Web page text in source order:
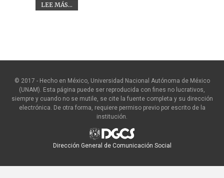
LEE MÁS...
© 2017 - Hecho en México, Universidad Nacional Autónoma de México
(UNAM). Esta página puede ser reproducida con fines no lucrativos,
siempre y cuando no se mutile, se cite la fuente completa y su dirección
electrónica. De otra forma, requiere permiso previo por escrito de la
institución.
Dirección General de Comunicación Social